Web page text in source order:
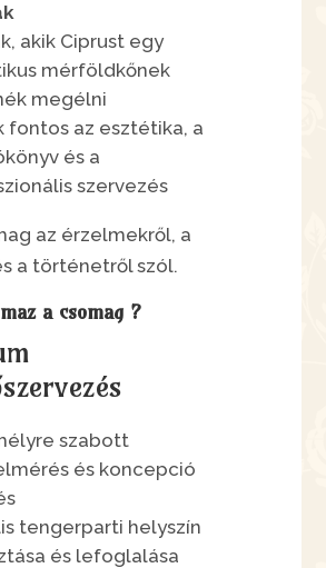
akik Ciprust egy
mérföldkőnek
megélni
fontos az esztétika, a
és a
szervezés
az érzelmekről, a
a történetről szól.
a csomag ?
szabott
és koncepció
tengerparti helyszín
és lefoglalása